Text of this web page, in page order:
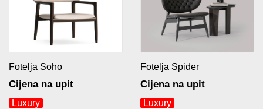
Fotelja Soho
Cijena na upit
Luxury
Fotelja Spider
Cijena na upit
Luxury